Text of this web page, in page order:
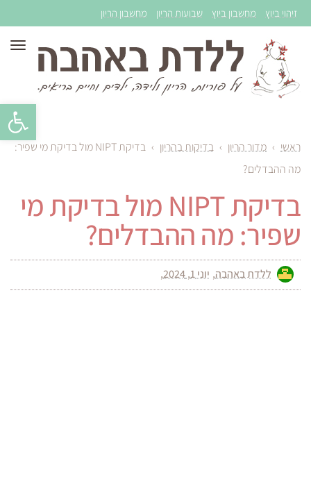
זיהוי ביוץ מחשבון ביוץ שבועות הריון מחשבון הריון
ראשי › מדור הריון › בדיקות בהריון ›
בדיקת NIPT מול בדיקת מי שפיר:
מה ההבדלים?
בדיקת NIPT מול בדיקת מי
שפיר: מה ההבדלים?
ללדת באהבה יוני 1, 2024
פתח